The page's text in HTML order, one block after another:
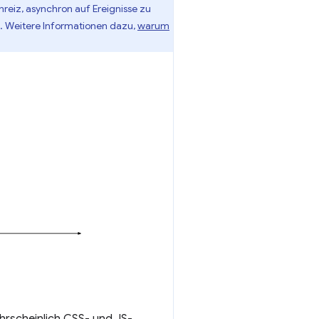
asynchron auf Ereignisse zu
Weitere Informationen dazu,warum